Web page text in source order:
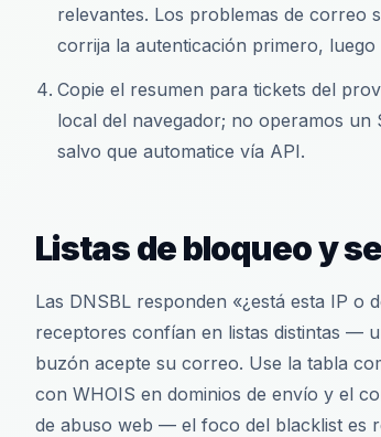
relevantes. Los problemas de correo
corrija la autenticación primero, luego
Copie el resumen para tickets del
local del navegador; no operamos
salvo que automatice vía API.
Listas de bloqueo y
Las DNSBL responden «¿está esta IP o
receptores confían en listas distintas —
buzón acepte su correo. Use la tabla
con WHOIS en dominios de envío y el
de abuso web — el foco del blacklist es